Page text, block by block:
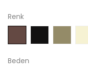
Renk
Beden